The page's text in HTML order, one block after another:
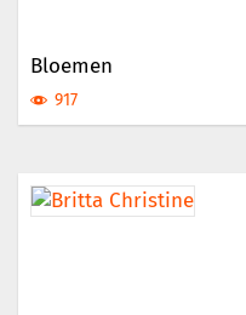
Bloemen
917